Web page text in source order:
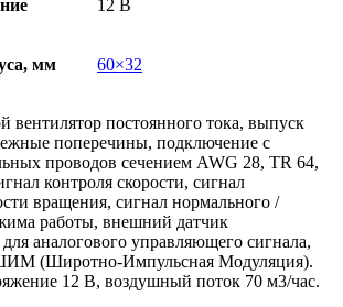
12 В
мм 60×32
вентилятор постоянного тока, выпуск
поперечины, подключение с
проводов сечением AWG 28, TR 64,
контроля скорости, сигнал
вращения, сигнал нормального /
работы, внешний датчик
аналогового управляющего сигнала,
(Широтно-Импульсная Модуляция).
12 В, воздушный поток 70 м3/час.